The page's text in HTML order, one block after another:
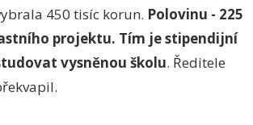
450 tisíc korun. Polovinu - 225
projektu. Tím je stipendijní
vysněnou školu. Ředitele